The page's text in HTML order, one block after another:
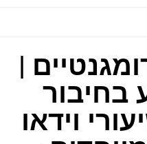
|
וידאו